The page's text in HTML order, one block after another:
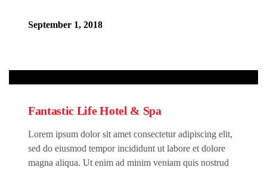
September 1, 2018
Fantastic Life Hotel & Spa
Lorem ipsum dolor sit amet consectetur adipiscing elit,
sed do eiusmod tempor incididunt ut labore et dolore
magna aliqua. Ut enim ad minim veniam quis nostrud